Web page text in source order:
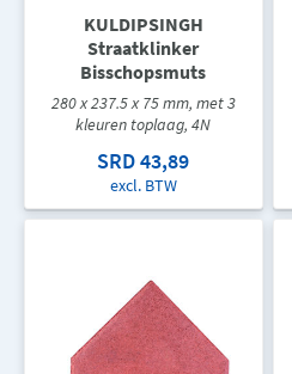
KULDIPSINGH
Straatklinker
Bisschopsmuts
280 x 237.5 x 75 mm, met 3
kleuren toplaag, 4N
SRD 43,89
excl. BTW